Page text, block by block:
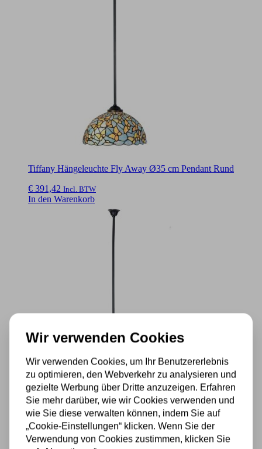
Tiffany Hängeleuchte Fly Away Ø35 cm Pendant Rund
€ 391,42 Incl. BTW
In den Warenkorb
Tiffany T-Lampe 2-flammig „Flow Souplesse Small“
€344,21 Incl. BTW
In den Warenkorb
Wir verwenden Cookies
Wir verwenden Cookies, um Ihr Benutzererlebnis
zu optimieren, den Webverkehr zu analysieren und
gezielte Werbung über Dritte anzuzeigen. Erfahren
Sie mehr darüber, wie wir Cookies verwenden und
wie Sie diese verwalten können, indem Sie auf
„Cookie-Einstellungen“ klicken. Wenn Sie der
Verwendung von Cookies zustimmen, klicken Sie